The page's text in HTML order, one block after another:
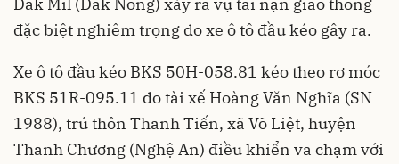
Đắk Mil (Đắk Nông) xảy ra vụ tai nạn giao thông
đặc biệt nghiêm trọng do xe ô tô đầu kéo gây ra.
Xe ô tô đầu kéo BKS 50H-058.81 kéo theo rơ móc
BKS 51R-095.11 do tài xế Hoàng Văn Nghĩa (SN
1988), trú thôn Thanh Tiến, xã Võ Liệt, huyện
Thanh Chương (Nghệ An) điều khiển va chạm với